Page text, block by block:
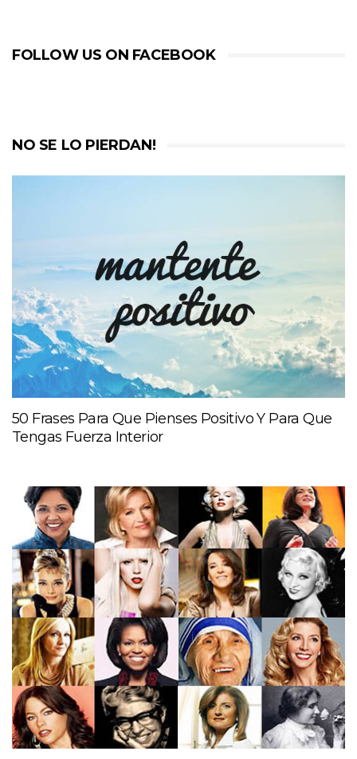
FOLLOW US ON FACEBOOK
NO SE LO PIERDAN!
50 Frases Para Que Pienses Positivo Y Para Que
Tengas Fuerza Interior